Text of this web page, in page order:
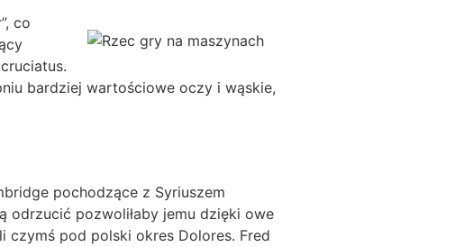
co
bardziej wartościowe oczy i wąskie,
pochodzące z Syriuszem
odrzucić pozwoliłaby jemu dzięki owe
czymś pod polski okres Dolores. Fred